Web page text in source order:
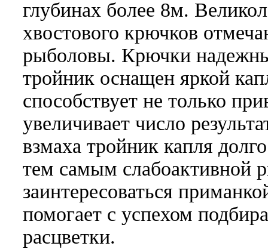
глубинах более 8м.
хвостового крючков
рыболовы. Крючки
тройник оснащен яркой
способствует не только
увеличивает число
взмаха тройник капля
тем самым слабоактивной
заинтересоваться
помогает с успехом
расцветки.